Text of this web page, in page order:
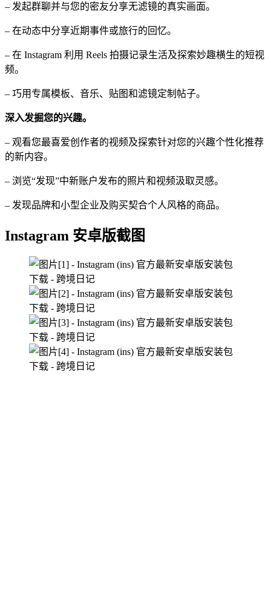
– 发起群聊并与您的密友分享无滤镜的真实画面。
– 在动态中分享近期事件或旅行的回忆。
– 在 Instagram 利用 Reels 拍摄记录生活及探索妙趣横生的短视
频。
– 巧用专属模板、音乐、贴图和滤镜定制帖子。
深入发掘您的兴趣。
– 观看您最喜爱创作者的视频及探索针对您的兴趣个性化推荐
的新内容。
– 浏览“发现”中新账户发布的照片和视频汲取灵感。
– 发现品牌和小型企业及购买契合个人风格的商品。
Instagram 安卓版截图